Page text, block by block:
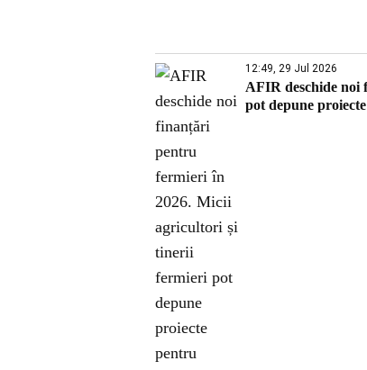
12:49, 29 Jul 2026
AFIR deschide
pot depune